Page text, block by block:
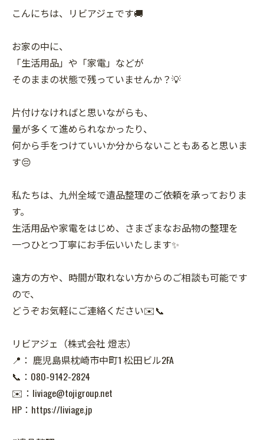
こんにちは、リビアジェです🚚
お家の中に、
「生活用品」や「家電」などが
そのままの状態で残っていませんか？💡
片付けなければと思いながらも、
量が多くて進められなかったり、
何から手をつけていいか分からないこともあると思いま
す😔
私たちは、九州全域で遺品整理のご依頼を承っておりま
す。
生活用品や家電をはじめ、さまざまなお品物の整理を
一つひとつ丁寧にお手伝いいたします✨
遠方の方や、時間が取れない方からのご相談も可能です
ので、
どうぞお気軽にご連絡ください✉️📞
リビアジェ（株式会社 燈志）
📍： 鹿児島県枕崎市中町1 松田ビル2FA
📞：080-9142-2824
✉️：liviage@tojigroup.net
HP：https://liviage.jp